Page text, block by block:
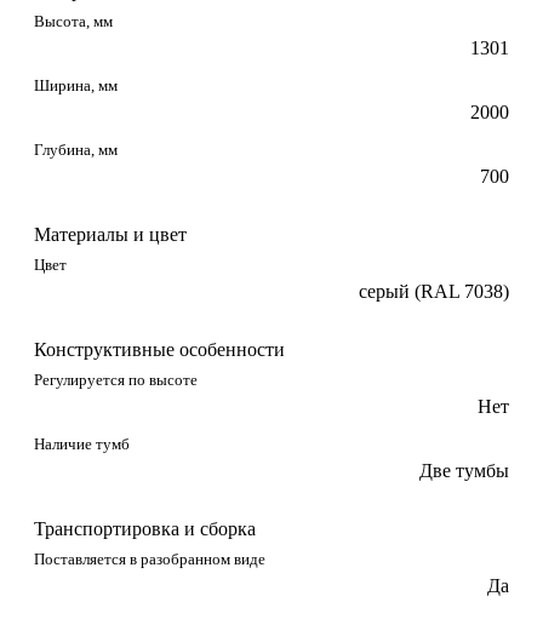
Высота, мм
1301
Ширина, мм
2000
Глубина, мм
700
Материалы и цвет
Цвет
серый (RAL 7038)
Конструктивные особенности
Регулируется по высоте
Нет
Наличие тумб
Две тумбы
Транспортировка и сборка
Поставляется в разобранном виде
Да